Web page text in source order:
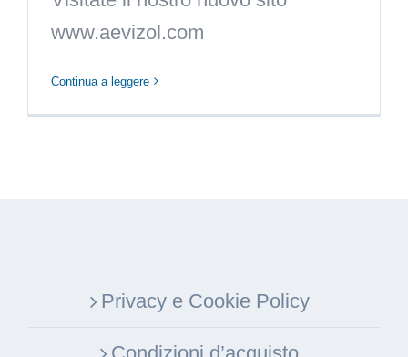
www.aevizol.com
Continua a leggere
Privacy e Cookie Policy